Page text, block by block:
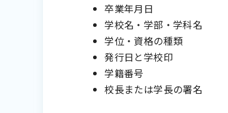
卒業年月日
学校名・学部・学科名
学位・資格の種類
発行日と学校印
学籍番号
校長または学長の署名